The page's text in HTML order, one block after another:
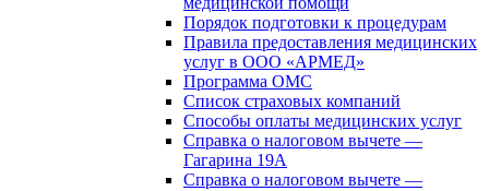
Порядок подготовки к процедурам
Правила предоставления медицинских
услуг в ООО «АРМЕД»
Программа ОМС
Список страховых компаний
Способы оплаты медицинских услуг
Справка о налоговом вычете —
Гагарина 19А
Справка о налоговом вычете —